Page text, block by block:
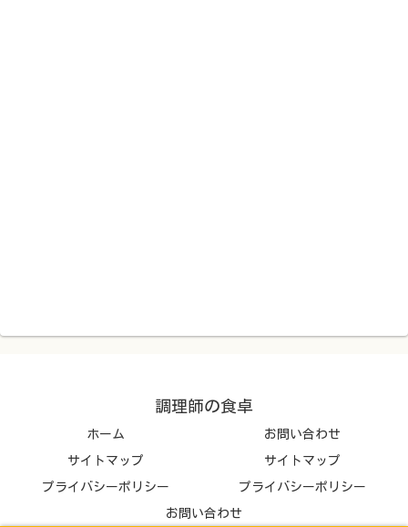
調理師の食卓
ホーム お問い合わせ
サイトマップ サイトマップ
プライバシーポリシー プライバシーポリシー
お問い合わせ